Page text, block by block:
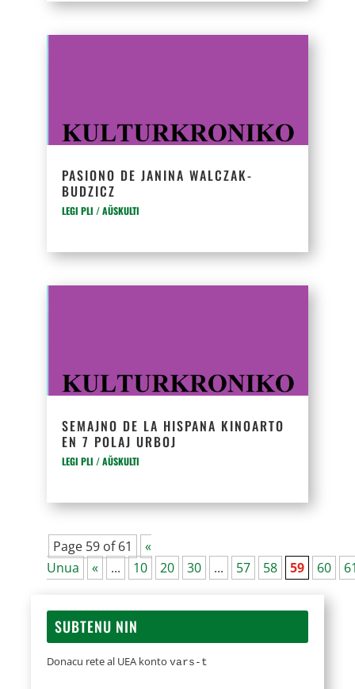
PASIONO DE JANINA WALCZAK-
BUDZICZ
LEGI PLI / AŬSKULTI
SEMAJNO DE LA HISPANA KINOARTO
EN 7 POLAJ URBOJ
LEGI PLI / AŬSKULTI
Page 59 of 61
«
Unua
« ... 10 20 30 ... 57 58 59 60
SUBTENU NIN
Donacu rete al UEA kontovars-t